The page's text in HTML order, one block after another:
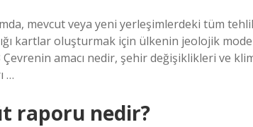
mevcut veya yeni yerleşimlerdeki tüm
kartlar oluşturmak için ülkenin jeolojik
amacı nedir, şehir değişiklikleri ve
…
raporu nedir?